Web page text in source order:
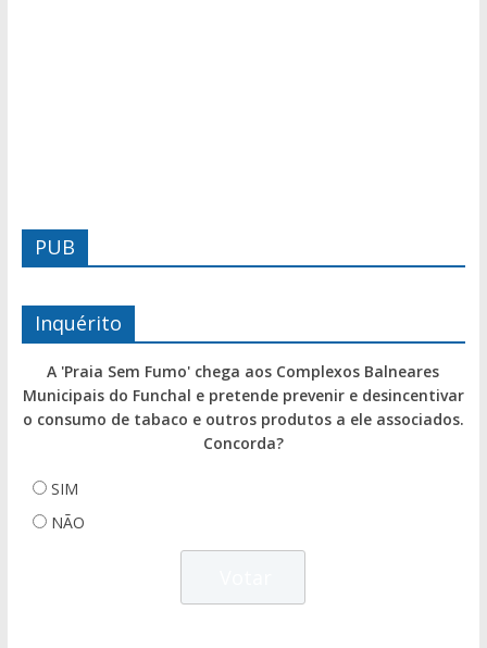
PUB
Inquérito
A 'Praia Sem Fumo' chega aos Complexos Balneares
Municipais do Funchal e pretende prevenir e desincentivar
o consumo de tabaco e outros produtos a ele associados.
Concorda?
SIM
NÃO